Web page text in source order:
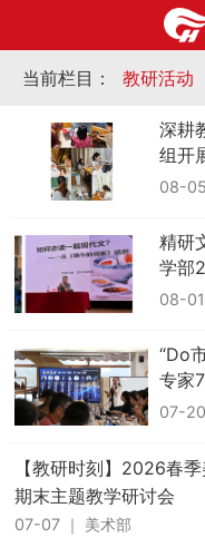
当前栏目： 教研活动
深耕
组开
08-05
精研
学部
顺利
08-01
“Do
专家
07-20
【教研时刻】2026春
期末主题教学研讨会
07-07 ｜ 美术部